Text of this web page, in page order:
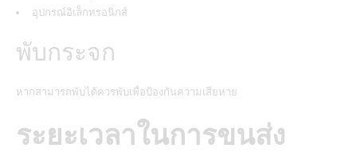
อุปกรณ์อิเล็กทรอนิกส์
พับกระจก
หากสามารถพับได้ควรพับเพื่อป้องกันความเสียหาย
ระยะเวลาในการขนส่ง